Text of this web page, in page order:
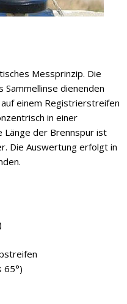
Messprinzip. Die
Sammellinse dienenden
einem Registrierstreifen
in einer
Länge der Brennspur ist
Die Auswertung erfolgt in
65°)